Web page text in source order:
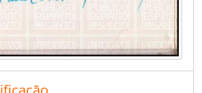
20
21
22
23